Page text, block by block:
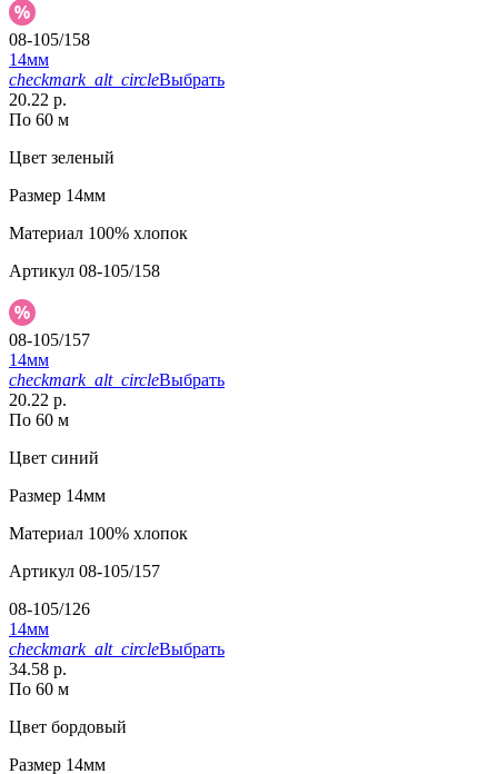
08-105/158
14мм
checkmark_alt_circleВыбрать
20.22 р.
По 60 м
Цвет зеленый
Размер 14мм
Материал 100% хлопок
Артикул 08-105/158
08-105/157
14мм
checkmark_alt_circleВыбрать
20.22 р.
По 60 м
Цвет синий
Размер 14мм
Материал 100% хлопок
Артикул 08-105/157
08-105/126
14мм
checkmark_alt_circleВыбрать
34.58 р.
По 60 м
Цвет бордовый
Размер 14мм